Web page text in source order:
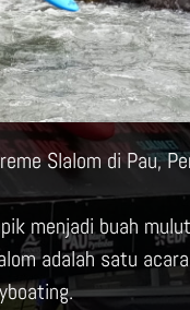
Slalom di Pau,
menjadi buah
adalah satu